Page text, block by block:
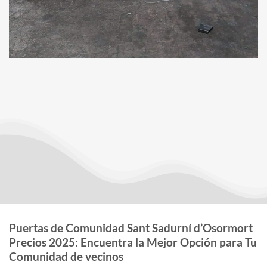
Puertas de Comunidad Sant Sadurní d’Osormort
Precios 2025: Encuentra la Mejor Opción para Tu
Comunidad de vecinos